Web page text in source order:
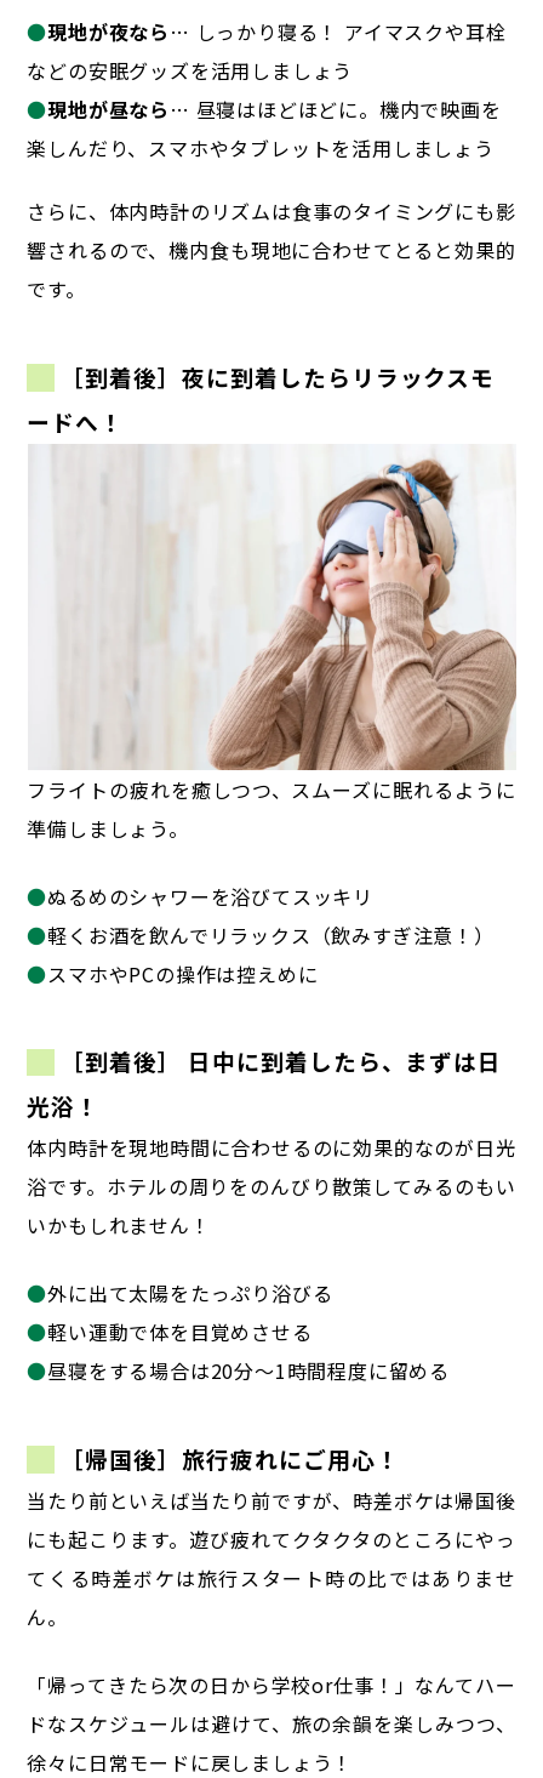
●現地が夜なら … しっかり寝る！ アイマスクや耳栓
などの安眠グッズを活用しましょう
●現地が昼なら … 昼寝はほどほどに。機内で映画を
楽しんだり、スマホやタブレットを活用しましょう
さらに、体内時計のリズムは食事のタイミングにも影
響されるので、機内食も現地に合わせてとると効果的
です。
［到着後］夜に到着したらリラックスモ
ードへ！
フライトの疲れを癒しつつ、スムーズに眠れるように
準備しましょう。
●ぬるめのシャワーを浴びてスッキリ
●軽くお酒を飲んでリラックス（飲みすぎ注意！）
●スマホやPCの操作は控えめに
［到着後］ 日中に到着したら、まずは日
光浴！
体内時計を現地時間に合わせるのに効果的なのが日光
浴です。 ホテルの周りをのんびり散策してみるのもい
いかもしれません！
●外に出て太陽をたっぷり浴びる
●軽い運動で体を目覚めさせる
●昼寝をする場合は20分～1時間程度に留める
［帰国後］旅行疲れにご用心！
当たり前といえば当たり前ですが、時差ボケは帰国後
にも起こります。 遊び疲れてクタクタのところにやっ
てくる時差ボケは旅行スタート時の比ではありませ
ん。
「帰ってきたら次の日から学校or仕事！」なんてハー
ドなスケジュールは避けて、 旅の余韻を楽しみつつ、
徐々に日常モードに戻しましょう！